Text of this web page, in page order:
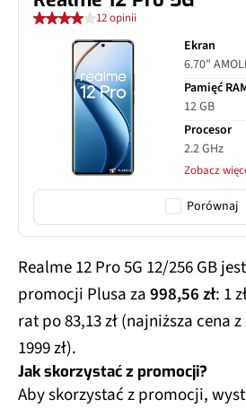
12 opinii
Ekran
6.70"
Pamięć
12 GB
Procesor
2.2 GHz
Zobacz
Porównaj
Realme 12 Pro 5G 12/256 GB
promocji Plusa za998,56 zł: 1
rat po 83,13 zł (najniższa cena
1999 zł).
Jak skorzystać z promocji?
Aby skorzystać z promocji,